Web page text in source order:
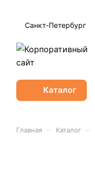
Санкт-Петербург
Каталог
Главная Каталог